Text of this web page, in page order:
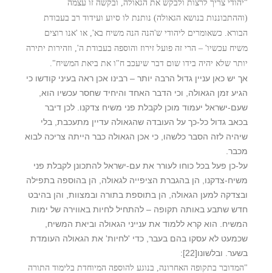
"יהודי צריך לרצות ולבקש את הגאולה, ובקשה זו עצמה
(וההתבוננות בנושא הגאולה) נותנת לו סיוע ועידוד רב בעבודת
הבורא. כשאומרים ליהודי ש'הנה הנה משיח בא', או 'אנו רוצים
משיח עכשיו' – הרי זה פועל זירוז והוספה בעבודת ה', וזהירות יתירה
יותר שלא יהיה בידו שום דבר שיעכב ח"ו את ביאת המשיח".
אך יש כאן עניין גדול הרבה יותר – רבינו אכן ראה בעיני קודשו כי
הגיע זמן הגאולה, וכי הדבר האחד והיחיד שחסר עכשיו הוא,
שעם-ישראל יעמוד מוכן לקבלת פני משיח צדקנו. לכן דיבר
בכאב גדול כל-כך על העובדה שהגאולה עדיין מתעכבת, בלי
שיהיה לזה הסבר כלשהו, כי אכן הגאולה כבר הייתה צריכה לבוא
מכבר.
על-כן פעל בכל כוחו לעורר את עם-ישראל להתכונן לקבלת פני
משיח-צדקנו, הן בהגברת הציפייה לגאולה, הן בהוספה בתפילה
ובצדקה למען הגאולה, הן בתוספת בתורה ובמצוות, והן בהיבט
חדש שתבע באותה תקופה – להתחיל לחיות באווירה של ימות
המשיח. הוא קרא ללמוד את ענייני הגאולה וביאת המשיח,
שכמעט לא עסקו בהם בעבר, כדי 'לחיות' את הגאולה העומדת
בשער. ובלשונו[22]
:
"המדובר בתקופה האחרונה, בנוגע להוספה המיוחדת בלימוד התורה